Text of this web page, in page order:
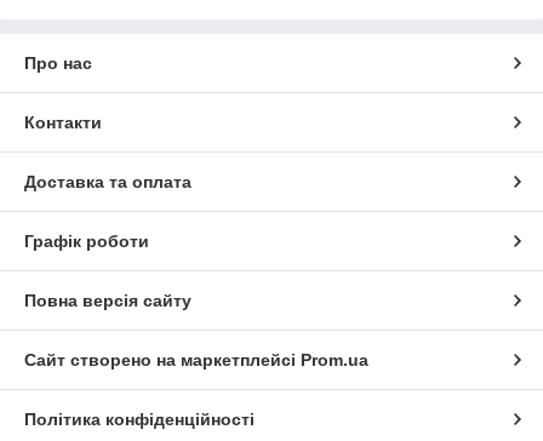
Про нас
Контакти
Доставка та оплата
Графік роботи
Повна версія сайту
Сайт створено на маркетплейсі Prom.ua
Політика конфіденційності